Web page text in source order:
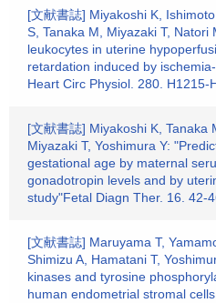
[文献書誌] Miyakoshi K,
S, Tanaka M, Miyazaki T, Natori
leukocytes in uterine
retardation induced by
Heart Circ Physiol. 280. H1215-
[文献書誌] Miyakoshi K, Tanaka
Miyazaki T, Yoshimura Y:
gestational age by maternal
gonadotropin levels and by
study"Fetal Diagn Ther. 16. 42-
[文献書誌] Maruyama T,
Shimizu A, Hamatani T,
kinases and tyrosine
human endometrial stromal